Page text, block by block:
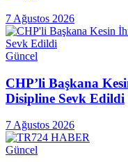
7 Ağustos 2026
Güncel
CHP’li Başkana
Disipline Sevk Edildi
7 Ağustos 2026
Güncel